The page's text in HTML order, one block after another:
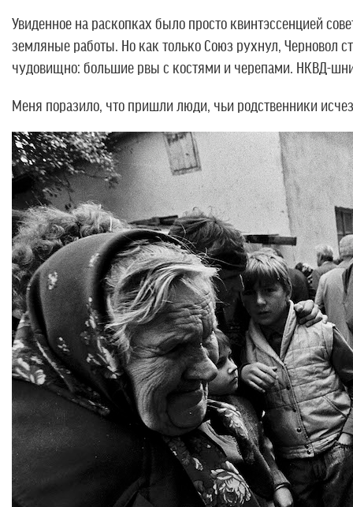
Увиденное на раскопках было просто квинтэссенцией
земляные работы. Но как только Союз рухнул, Черновол
чудовищно: большие рвы с костями и черепами. НКВД-
Меня поразило, что пришли люди, чьи родственники